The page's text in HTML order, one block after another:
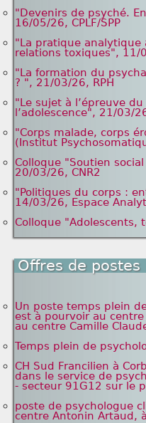
"Devenirs de psyché.
16/05/26, CPLF/SPP
"La pratique analytique
relations toxiques", 11/
"La formation du
? ", 21/03/26, RPH
"Le sujet à l’épreuve
l’adolescence", 21/03/
"Corps malade, corps
(Institut
Colloque "Soutien
20/03/26, CNR2
"Politiques du corps :
14/03/26, Espace
Colloque "Adolescents,
Offres de postes
Un poste temps plein
est à pourvoir au
au centre Camille
Temps plein de
CH Sud Francilien à
dans le service de
- secteur 91G12 sur le
poste de psychologue
centre Antonin Artaud,